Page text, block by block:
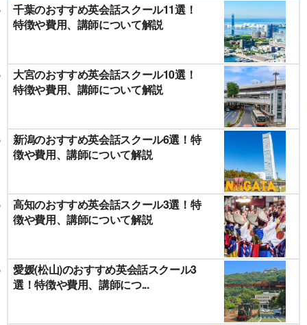
千葉のおすすめ英会話スクール11選！
特徴や費用、講師について解説
大宮のおすすめ英会話スクール10選！
特徴や費用、講師について解説
新潟のおすすめ英会話スクール6選！特
徴や費用、講師について解説
高知のおすすめ英会話スクール3選！特
徴や費用、講師について解説
愛媛(松山)のおすすめ英会話スクール3
選！特徴や費用、講師につ...